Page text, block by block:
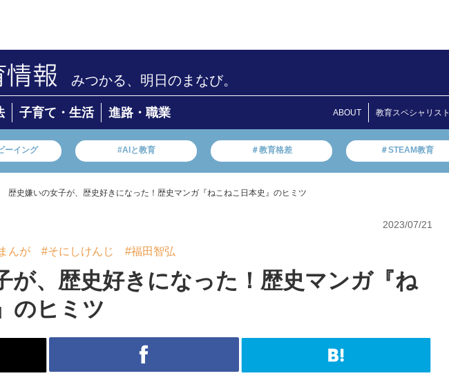
みつかる、明日のまなび。
子育て・生活 進路・職業 ABOUT 教育スペシャリスト
ーイング #AIと教育 ＃教育格差 ＃STEAM教育
歴史嫌いの女子が、歴史好きになった！歴史マンガ『ねこねこ日本史』のヒミツ
2023/07/21
んが #そにしけんじ #福田智弘
が、歴史好きになった！歴史マンガ『ね
のヒミツ